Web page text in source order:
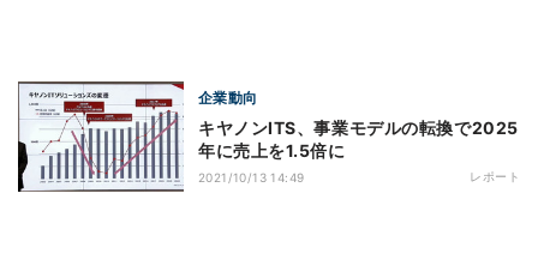
企業動向
キヤノンITS、事業モデルの転換で2025
年に売上を1.5倍に
2021/10/13 14:49 レポート